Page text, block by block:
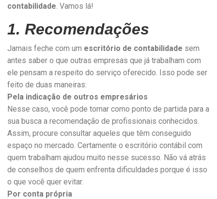
contabilidade . Vamos lá!
1. Recomendações
Jamais feche com um escritório de contabilidade sem
antes saber o que outras empresas que já trabalham com
ele pensam a respeito do serviço oferecido. Isso pode ser
feito de duas maneiras:
Pela indicação de outros empresários
Nesse caso, você pode tomar como ponto de partida para a
sua busca a recomendação de profissionais conhecidos.
Assim, procure consultar aqueles que têm conseguido
espaço no mercado. Certamente o escritório contábil com
quem trabalham ajudou muito nesse sucesso. Não vá atrás
de conselhos de quem enfrenta dificuldades porque é isso
o que você quer evitar.
Por conta própria